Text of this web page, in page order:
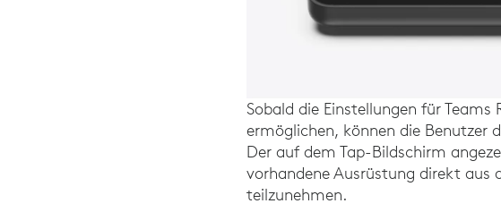
Sobald die Einstellungen für
ermöglichen, können die Benutzer
Der auf dem Tap-Bildschirm
vorhandene Ausrüstung direkt aus
teilzunehmen.